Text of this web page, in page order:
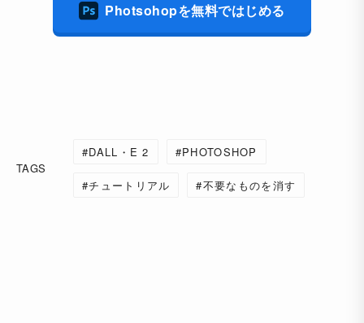
Photsohopを無料ではじめる
TAGS
DALL・E 2 PHOTOSHOP
チュートリアル 不要なものを消す